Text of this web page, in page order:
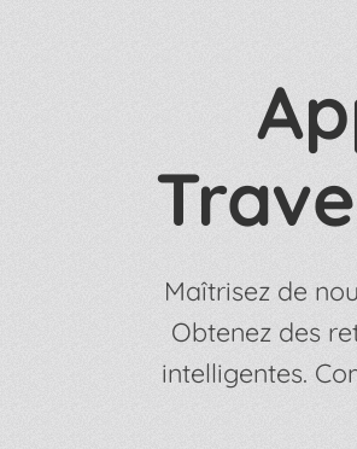
Maîtrisez de
Obtenez des
intelligentes.